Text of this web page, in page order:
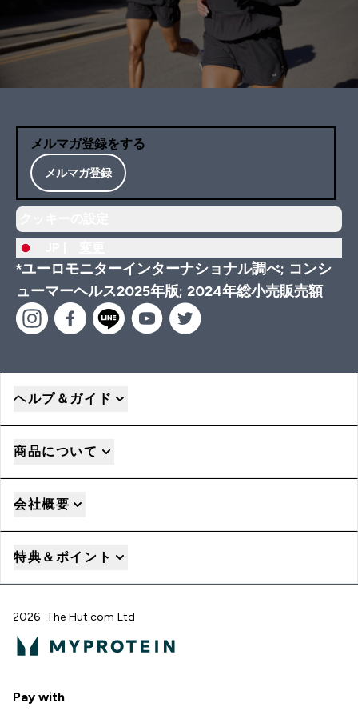
メルマガ登録をする
メルマガ登録
*ユーロモニターインターナショナル調べ; コンシ
ューマーヘルス2025年版; 2024年総小売販売額
ヘルプ＆ガイド
商品について
会社概要
特典＆ポイント
2026 The Hut.com Ltd
Pay with